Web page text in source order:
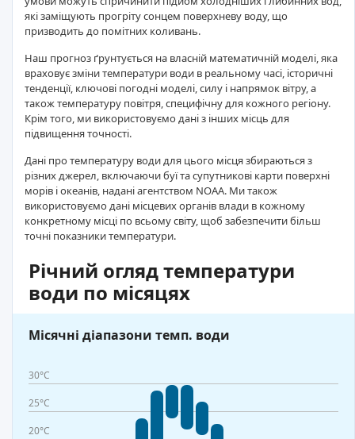
які заміщують прогріту сонцем поверхневу воду, що
призводить до помітних коливань.
Наш прогноз ґрунтується на власній математичній моделі, яка
враховує зміни температури води в реальному часі, історичні
тенденції, ключові погодні моделі, силу і напрямок вітру, а
також температуру повітря, специфічну для кожного регіону.
Крім того, ми використовуємо дані з інших місць для
підвищення точності.
Дані про температуру води для цього місця збираються з
різних джерел, включаючи буї та супутникові карти поверхні
морів і океанів, надані агентством NOAA. Ми також
використовуємо дані місцевих органів влади в кожному
конкретному місці по всьому світу, щоб забезпечити більш
точні показники температури.
Річний огляд температури
води по місяцях
Місячні діапазони темп. води
30°C
25°C
20°C